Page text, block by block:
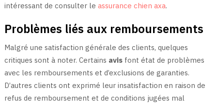
intéressant de consulter le assurance chien axa.
Problèmes liés aux remboursements
Malgré une satisfaction générale des clients, quelques
critiques sont à noter. Certains avisfont état de problèmes
avec les remboursements et d’exclusions de garanties.
D’autres clients ont exprimé leur insatisfaction en raison de
refus de remboursement et de conditions jugées mal